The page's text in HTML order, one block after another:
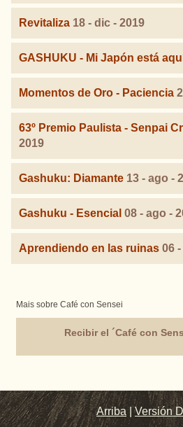
Revitaliza 18 - dic - 2019
GASHUKU - Mi Japón está
Momentos de Oro - Paciencia
63º Premio Paulista - Senpai
2019
Gashuku: Diamante 13 - ago -
Gashuku - Esencial 08 - ago -
Aprendiendo en las ruinas 06
Mais sobre Café con Sensei
Recibir el ´Café con
Arriba |Versión